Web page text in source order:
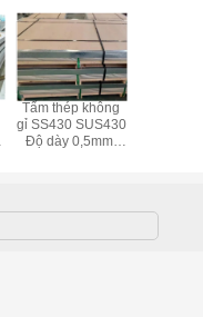
Tấm thép không
gỉ SS430 SUS430
Độ dày 0,5mm-